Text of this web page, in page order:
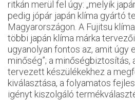
ritkán merül fel úgy: „melyik
pedig jópár japán klíma gyártó
Magyarországon. A Fujitsu
többi japán klíma márka
ugyanolyan fontos az, amit úgy
minőség”; a minőségbiztosítás,
tervezett készülékekhez a
kiválasztása, a folyamatos
igényt kiszolgáló